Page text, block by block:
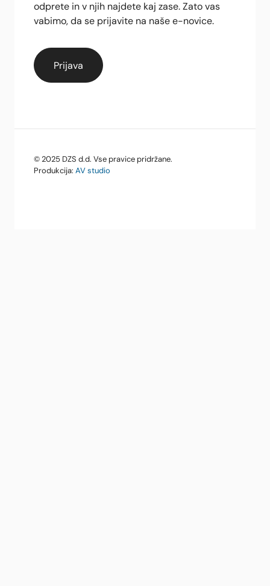
odprete in v njih najdete kaj zase. Zato vas
vabimo, da se prijavite na naše e-novice.
© 2025 DZS d.d. Vse pravice pridržane.
Produkcija: AV studio